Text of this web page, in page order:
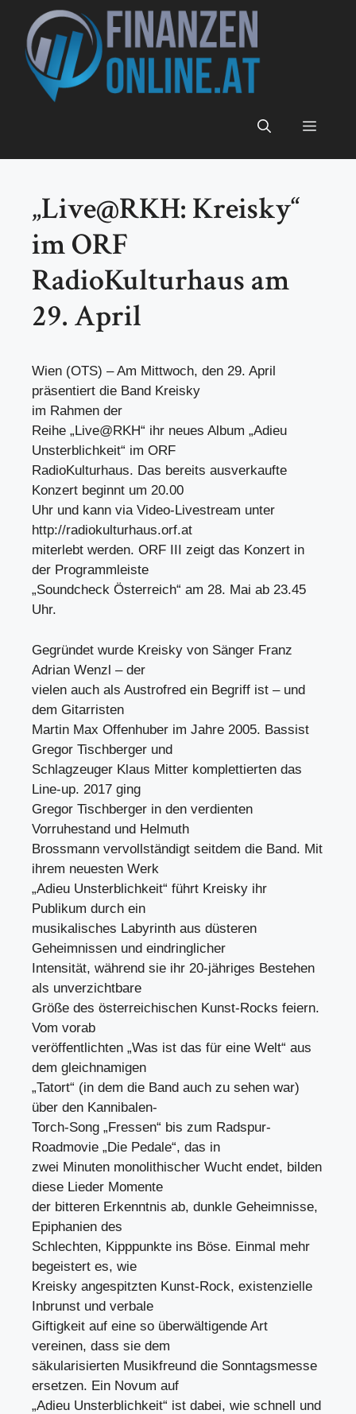
Inhalt
springen
Menü
„Live@RKH: Kreisky“
im ORF
RadioKulturhaus am
29. April
Wien (OTS) – Am Mittwoch, den 29. April
präsentiert die Band Kreisky
im Rahmen der
Reihe „Live@RKH“ ihr neues Album „Adieu
Unsterblichkeit“ im ORF
RadioKulturhaus. Das bereits ausverkaufte
Konzert beginnt um 20.00
Uhr und kann via Video-Livestream unter
http://radiokulturhaus.orf.at
miterlebt werden. ORF III zeigt das Konzert in
der Programmleiste
„Soundcheck Österreich“ am 28. Mai ab 23.45
Uhr.
Gegründet wurde Kreisky von Sänger Franz
Adrian Wenzl – der
vielen auch als Austrofred ein Begriff ist – und
dem Gitarristen
Martin Max Offenhuber im Jahre 2005. Bassist
Gregor Tischberger und
Schlagzeuger Klaus Mitter komplettierten das
Line-up. 2017 ging
Gregor Tischberger in den verdienten
Vorruhestand und Helmuth
Brossmann vervollständigt seitdem die Band. Mit
ihrem neuesten Werk
„Adieu Unsterblichkeit“ führt Kreisky ihr
Publikum durch ein
musikalisches Labyrinth aus düsteren
Geheimnissen und eindringlicher
Intensität, während sie ihr 20-jähriges Bestehen
als unverzichtbare
Größe des österreichischen Kunst-Rocks feiern.
Vom vorab
veröffentlichten „Was ist das für eine Welt“ aus
dem gleichnamigen
„Tatort“ (in dem die Band auch zu sehen war)
über den Kannibalen-
Torch-Song „Fressen“ bis zum Radspur-
Roadmovie „Die Pedale“, das in
zwei Minuten monolithischer Wucht endet, bilden
diese Lieder Momente
der bitteren Erkenntnis ab, dunkle Geheimnisse,
Epiphanien des
Schlechten, Kipppunkte ins Böse. Einmal mehr
begeistert es, wie
Kreisky angespitzten Kunst-Rock, existenzielle
Inbrunst und verbale
Giftigkeit auf eine so überwältigende Art
vereinen, dass sie dem
säkularisierten Musikfreund die Sonntagsmesse
ersetzen. Ein Novum auf
„Adieu Unsterblichkeit“ ist dabei, wie schnell und